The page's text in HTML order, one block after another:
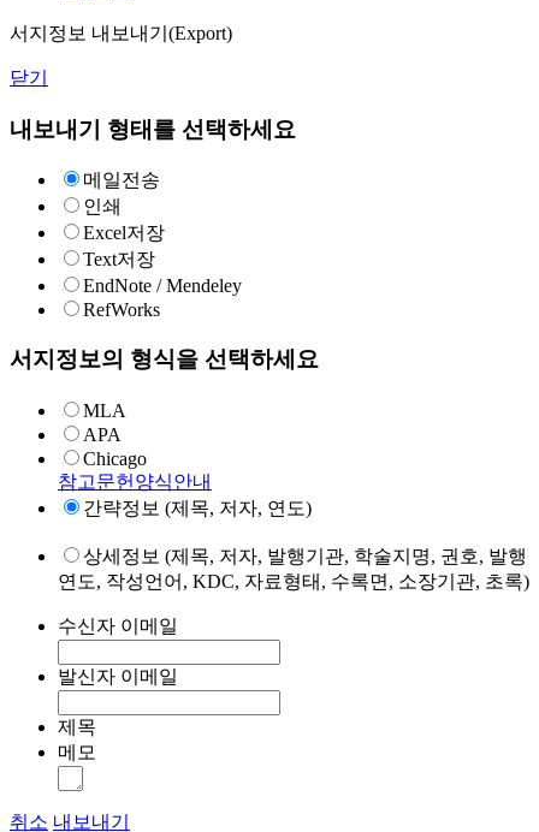
서지정보 내보내기(Export)
닫기
내보내기 형태를 선택하세요
메일전송
인쇄
Excel저장
Text저장
EndNote / Mendeley
RefWorks
서지정보의 형식을 선택하세요
MLA
APA
Chicago
참고문헌양식안내
간략정보 (제목, 저자, 연도)
상세정보 (제목, 저자, 발행기관, 학술지명, 권호, 발행
연도, 작성언어, KDC, 자료형태, 수록면, 소장기관, 초록)
수신자 이메일
발신자 이메일
제목
메모
취소 내보내기